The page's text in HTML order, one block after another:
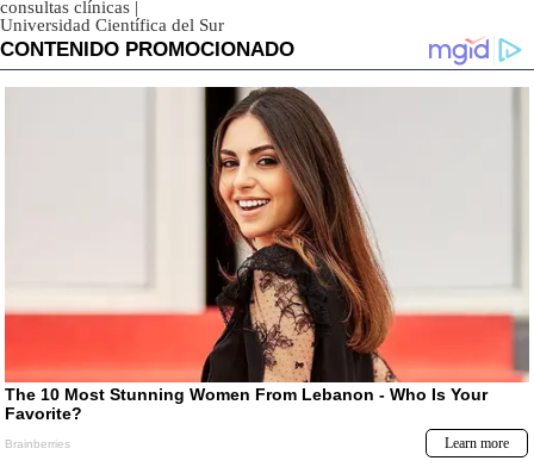
consultas clínicas |
Universidad Científica del Sur